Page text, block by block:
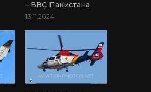
– ВВС Пакистана
13.11.2024